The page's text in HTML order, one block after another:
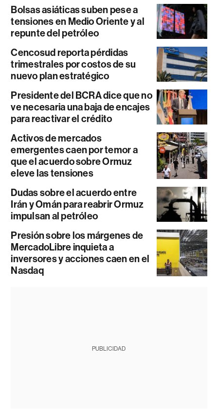
Bolsas asiáticas suben pese a
tensiones en Medio Oriente y al
repunte del petróleo
Cencosud reporta pérdidas
trimestrales por costos de su
nuevo plan estratégico
Presidente del BCRA dice que no
ve necesaria una baja de encajes
para reactivar el crédito
Activos de mercados
emergentes caen por temor a
que el acuerdo sobre Ormuz
eleve las tensiones
Dudas sobre el acuerdo entre
Irán y Omán para reabrir Ormuz
impulsan al petróleo
Presión sobre los márgenes de
MercadoLibre inquieta a
inversores y acciones caen en el
Nasdaq
PUBLICIDAD